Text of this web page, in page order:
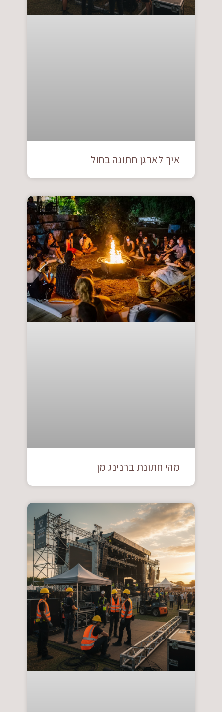
איך לארגן חתונה בחול
מהי חתונת ברנינג מן